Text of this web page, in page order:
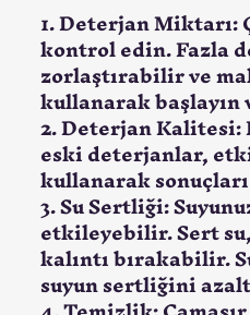
1. Deterjan Miktarı:
kontrol edin. Fazla
zorlaştırabilir ve
kullanarak
2. Deterjan Kalitesi:
eski deterjanlar,
kullanarak
3. Su Sertliği:
etkileyebilir. Sert
kalıntı bırakabilir.
suyun sertliğini